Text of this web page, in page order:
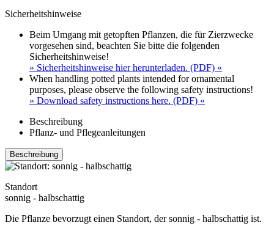
Sicherheitshinweise
Beim Umgang mit getopften Pflanzen, die für Zierzwecke
vorgesehen sind, beachten Sie bitte die folgenden
Sicherheitshinweise!
» Sicherheitshinweise hier herunterladen. (PDF) «
When handling potted plants intended for ornamental
purposes, please observe the following safety instructions!
» Download safety instructions here. (PDF) «
Beschreibung
Pflanz- und Pflegeanleitungen
Beschreibung
Standort
sonnig - halbschattig
Die Pflanze bevorzugt einen Standort, der sonnig - halbschattig ist.